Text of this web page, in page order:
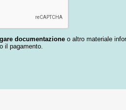
documentazione o altro materiale
il pagamento.